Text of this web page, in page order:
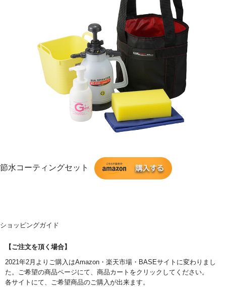
節水コーティングセット
ショッピングガイド
【ご注文を頂く場合】
2021年2月よりご購入はAmazon・楽天市場・BASEサイトに変わりまし
た。ご希望の商品ページにて、商品カートをクリックしてください。
各サイトにて、ご希望商品のご購入が出来ます。